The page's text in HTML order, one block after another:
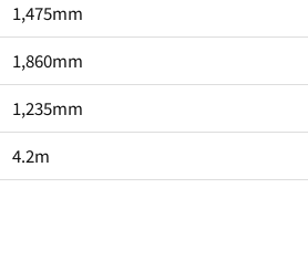
1,475mm
1,860mm
1,235mm
4.2m